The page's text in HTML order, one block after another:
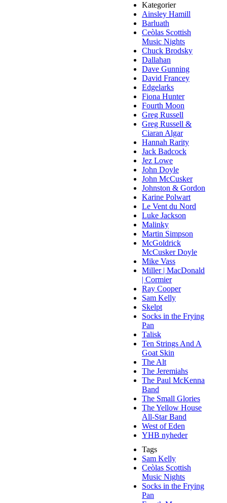
Kategorier
Ainsley Hamill
Barluath
Ceòlas Scottish
Music Nights
Chuck Brodsky
Dallahan
Dave Gunning
David Francey
Edgelarks
Fiona Hunter
Fourth Moon
Greg Russell
Greg Russell &
Ciaran Algar
Hannah Rarity
Jack Badcock
Jez Lowe
John Doyle
John McCusker
Johnston & Gordon
Karine Polwart
Le Vent du Nord
Luke Jackson
Malinky
Martin Simpson
McGoldrick
McCusker Doyle
Mike Vass
Miller | MacDonald
| Cormier
Ray Cooper
Sam Kelly
Skelpt
Socks in the Frying
Pan
Talisk
Ten Strings And A
Goat Skin
The Alt
The Jeremiahs
The Paul McKenna
Band
The Small Glories
The Yellow House
All-Star Band
West of Eden
YHB nyheder
Tags
Sam Kelly
Ceòlas Scottish
Music Nights
Socks in the Frying
Pan